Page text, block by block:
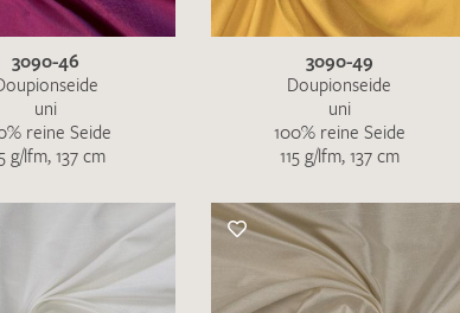
3090-46
uni
reine Seide
g/lfm, 137 cm
3090-49
Doupionseide
uni
100% reine Seide
115 g/lfm, 137 cm